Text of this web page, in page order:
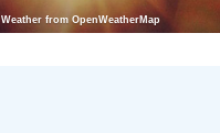
Weather from OpenWeatherMap